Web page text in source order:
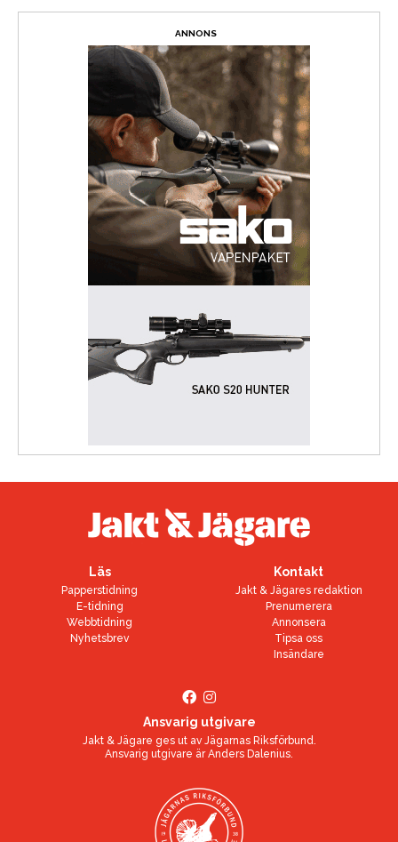
ANNONS
Läs
Papperstidning
E-tidning
Webbtidning
Nyhetsbrev
Kontakt
Jakt & Jägares redaktion
Prenumerera
Annonsera
Tipsa oss
Insändare
Ansvarig utgivare
Jakt & Jägare ges ut av Jägarnas Riksförbund.
Ansvarig utgivare ärAnders Dalenius.